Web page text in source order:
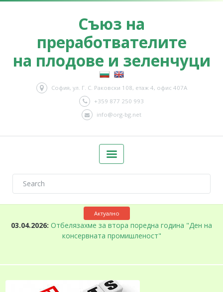
Съюз на
преработвателите
на плодове и зеленчуци
София, ул. Г. С. Раковски 108, етаж 4, офис 407А
+359 877 250 993
info@org-bg.net
Актуално
03.04.2026: Отбелязахме за втора поредна година "Ден на
консервната промишленост"